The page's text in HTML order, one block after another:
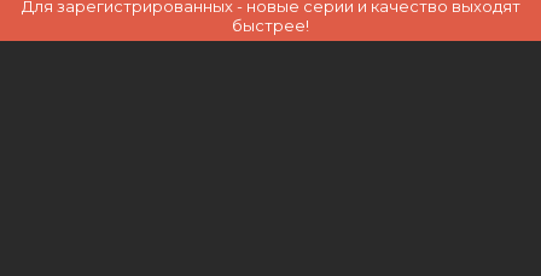
Для зарегистрированных - новые серии и качество выходят
быстрее!